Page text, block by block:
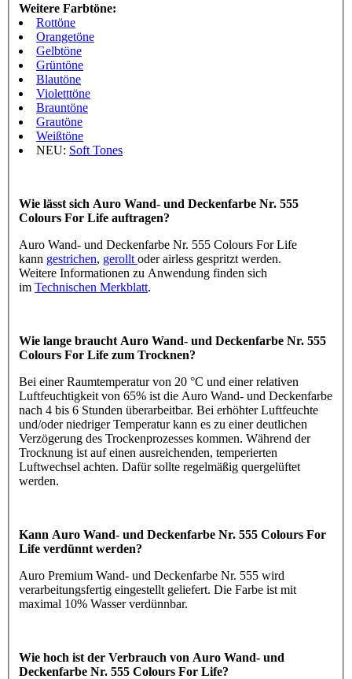
Weitere Farbtöne:
Rottöne
Orangetöne
Gelbtöne
Grüntöne
Blautöne
Violetttöne
Brauntöne
Grautöne
Weißtöne
NEU: Soft Tones
Wie lässt sich Auro Wand- und Deckenfarbe Nr. 555
Colours For Life auftragen?
Auro Wand- und Deckenfarbe Nr. 555 Colours For Life
kann gestrichen, gerollt oder airless gespritzt werden.
Weitere Informationen zu Anwendung finden sich
im Technischen Merkblatt.
Wie lange braucht Auro Wand- und Deckenfarbe Nr. 555
Colours For Life zum Trocknen?
Bei einer Raumtemperatur von 20 °C und einer relativen
Luftfeuchtigkeit von 65% ist die Auro Wand- und Deckenfarbe
nach 4 bis 6 Stunden überarbeitbar. Bei erhöhter Luftfeuchte
und/oder niedriger Temperatur kann es zu einer deutlichen
Verzögerung des Trockenprozesses kommen. Während der
Trocknung ist auf einen ausreichenden, temperierten
Luftwechsel achten. Dafür sollte regelmäßig quergelüftet
werden.
Kann Auro Wand- und Deckenfarbe Nr. 555 Colours For
Life verdünnt werden?
Auro Premium Wand- und Deckenfarbe Nr. 555 wird
verarbeitungsfertig eingestellt geliefert. Die Farbe ist mit
maximal 10% Wasser verdünnbar.
Wie hoch ist der Verbrauch von Auro Wand- und
Deckenfarbe Nr. 555 Colours For Life?